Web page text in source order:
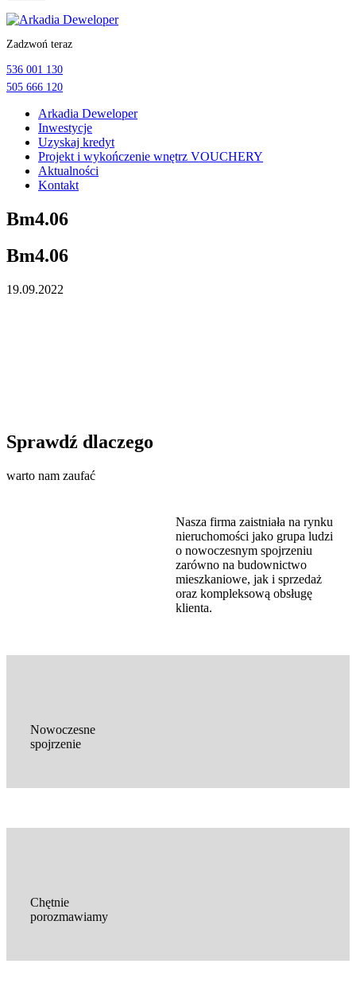
Przejdź
treści
Zadzwoń teraz
536 001 130
505 666 120
Arkadia Deweloper
Inwestycje
Uzyskaj kredyt
Projekt i wykończenie wnętrz VOUCHERY
Aktualności
Kontakt
Bm4.06
Bm4.06
19.09.2022
Sprawdź dlaczego
warto nam zaufać
Nasza firma zaistniała na rynku
nieruchomości jako grupa ludzi
o nowoczesnym spojrzeniu
zarówno na budownictwo
mieszkaniowe, jak i sprzedaż
oraz kompleksową obsługę
klienta.
Nowoczesne
spojrzenie
Chętnie
porozmawiamy